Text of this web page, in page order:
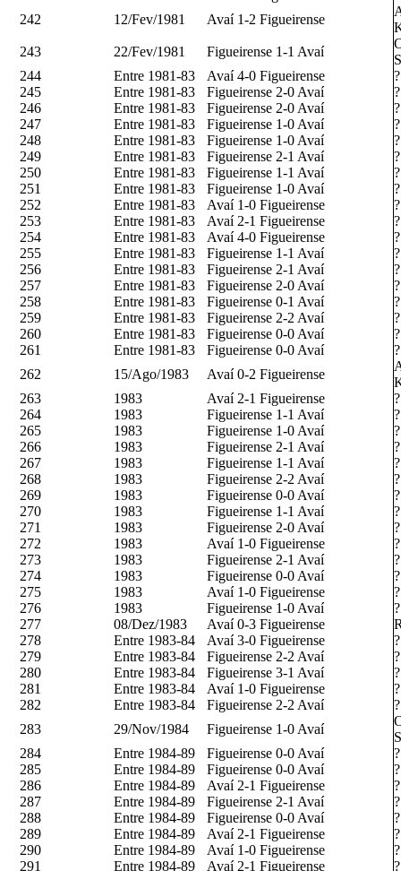
242
12/Fev/1981 Avaí 1-2 Figueirense
243
22/Fev/1981 Figueirense 1-1 Avaí
244
Entre 1981-83 Avaí 4-0 Figueirense
?
245
Entre 1981-83 Figueirense 2-0 Avaí
?
246
Entre 1981-83 Figueirense 2-0 Avaí
?
247
Entre 1981-83 Figueirense 1-0 Avaí
?
248
Entre 1981-83 Figueirense 1-0 Avaí
?
249
Entre 1981-83 Figueirense 2-1 Avaí
?
250
Entre 1981-83 Figueirense 1-1 Avaí
?
251
Entre 1981-83 Figueirense 1-0 Avaí
?
252
Entre 1981-83 Avaí 1-0 Figueirense
?
253
Entre 1981-83 Avaí 2-1 Figueirense
?
254
Entre 1981-83 Avaí 4-0 Figueirense
?
255
Entre 1981-83 Figueirense 1-1 Avaí
?
256
Entre 1981-83 Figueirense 2-1 Avaí
?
257
Entre 1981-83 Figueirense 2-0 Avaí
?
258
Entre 1981-83 Figueirense 0-1 Avaí
?
259
Entre 1981-83 Figueirense 2-2 Avaí
?
260
Entre 1981-83 Figueirense 0-0 Avaí
?
261
Entre 1981-83 Figueirense 0-0 Avaí
?
262
15/Ago/1983 Avaí 0-2 Figueirense
263
1983 Avaí 2-1 Figueirense
?
264
1983 Figueirense 1-1 Avaí
?
265
1983 Figueirense 1-0 Avaí
?
266
1983 Figueirense 2-1 Avaí
?
267
1983 Figueirense 1-1 Avaí
?
268
1983 Figueirense 2-2 Avaí
?
269
1983 Figueirense 0-0 Avaí
?
270
1983 Figueirense 1-1 Avaí
?
271
1983 Figueirense 2-0 Avaí
?
272
1983 Avaí 1-0 Figueirense
?
273
1983 Figueirense 2-1 Avaí
?
274
1983 Figueirense 0-0 Avaí
?
275
1983 Avaí 1-0 Figueirense
?
276
1983 Figueirense 1-0 Avaí
?
277
08/Dez/1983 Avaí 0-3 Figueirense
278
Entre 1983-84 Avaí 3-0 Figueirense
?
279
Entre 1983-84 Figueirense 2-2 Avaí
?
280
Entre 1983-84 Figueirense 3-1 Avaí
?
281
Entre 1983-84 Avaí 1-0 Figueirense
?
282
Entre 1983-84 Figueirense 2-2 Avaí
?
283
29/Nov/1984 Figueirense 1-0 Avaí
284
Entre 1984-89 Figueirense 0-0 Avaí
?
285
Entre 1984-89 Figueirense 0-0 Avaí
?
286
Entre 1984-89 Avaí 2-1 Figueirense
?
287
Entre 1984-89 Figueirense 2-1 Avaí
?
288
Entre 1984-89 Figueirense 0-0 Avaí
?
289
Entre 1984-89 Avaí 2-1 Figueirense
?
290
Entre 1984-89 Avaí 1-0 Figueirense
?
291
Entre 1984-89 Avaí 2-1 Figueirense
?